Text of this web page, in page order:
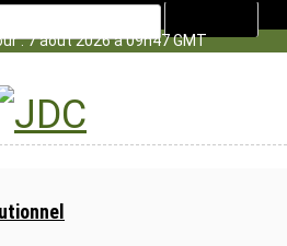
: 7 août 2026 à 09h47 GMT